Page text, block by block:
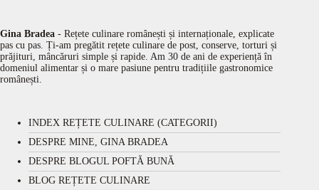
Gina Bradea - Rețete culinare românești și internaționale, explicate
pas cu pas. Ți-am pregătit rețete culinare de post, conserve, torturi și
prăjituri, mâncăruri simple și rapide. Am 30 de ani de experiență în
domeniul alimentar și o mare pasiune pentru tradițiile gastronomice
românești.
INDEX REȚETE CULINARE (CATEGORII)
DESPRE MINE, GINA BRADEA
DESPRE BLOGUL POFTĂ BUNĂ
BLOG REȚETE CULINARE